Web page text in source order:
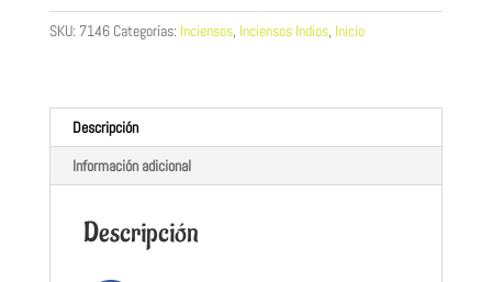
SKU: 7146 Categorías: Inciensos, Inciensos Indios, Inicio
Descripción
Información adicional
Descripción